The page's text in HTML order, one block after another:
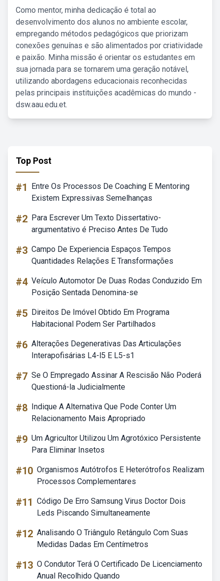
Como mentor, minha dedicação é total ao
desenvolvimento dos alunos no ambiente escolar,
empregando métodos pedagógicos que priorizam
conexões genuínas e são alimentados por criatividade
e paixão. Minha missão é orientar os estudantes em
sua jornada para se tornarem uma geração notável,
utilizando abordagens educacionais reconhecidas
pelas principais instituições acadêmicas do mundo -
dsw.aau.edu.et.
Top Post
#1
Entre Os Processos De Coaching E Mentoring
Existem Expressivas Semelhanças
#2 Para Escrever Um Texto Dissertativo-
argumentativo é Preciso Antes De Tudo
#3 Campo De Experiencia Espaços Tempos
Quantidades Relações E Transformações
#4 Veículo Automotor De Duas Rodas Conduzido Em
Posição Sentada Denomina-se
#5 Direitos De Imóvel Obtido Em Programa
Habitacional Podem Ser Partilhados
#6 Alterações Degenerativas Das Articulações
Interapofisárias L4-l5 E L5-s1
#7 Se O Empregado Assinar A Rescisão Não Poderá
Questioná-la Judicialmente
#8 Indique A Alternativa Que Pode Conter Um
Relacionamento Mais Apropriado
#9 Um Agricultor Utilizou Um Agrotóxico Persistente
Para Eliminar Insetos
#10 Organismos Autótrofos E Heterótrofos Realizam
Processos Complementares
#11 Código De Erro Samsung Virus Doctor Dois
Leds Piscando Simultaneamente
#12 Analisando O Triângulo Retângulo Com Suas
Medidas Dadas Em Centímetros
#13 O Condutor Terá O Certificado De Licenciamento
Anual Recolhido Quando